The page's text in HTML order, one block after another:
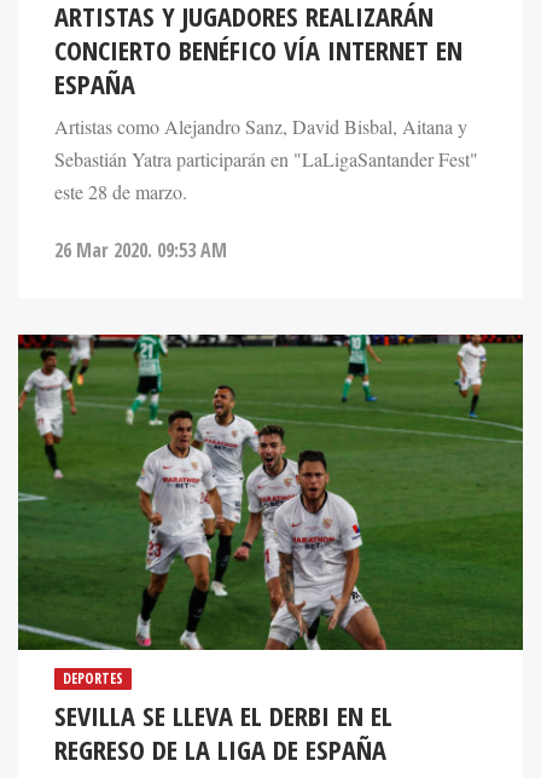
ARTISTAS Y JUGADORES REALIZARÁN
CONCIERTO BENÉFICO VÍA INTERNET EN
ESPAÑA
Artistas como Alejandro Sanz, David Bisbal, Aitana y
Sebastián Yatra participarán en "LaLigaSantander Fest"
este 28 de marzo.
26 Mar 2020. 09:53 AM
DEPORTES
SEVILLA SE LLEVA EL DERBI EN EL
REGRESO DE LA LIGA DE ESPAÑA